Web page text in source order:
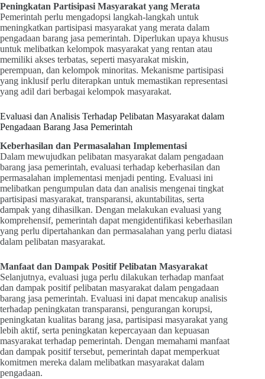
Peningkatan Partisipasi Masyarakat yang Merata
Pemerintah perlu mengadopsi langkah-langkah untuk
meningkatkan partisipasi masyarakat yang merata dalam
pengadaan barang jasa pemerintah. Diperlukan upaya khusus
untuk melibatkan kelompok masyarakat yang rentan atau
memiliki akses terbatas, seperti masyarakat miskin,
perempuan, dan kelompok minoritas. Mekanisme partisipasi
yang inklusif perlu diterapkan untuk memastikan representasi
yang adil dari berbagai kelompok masyarakat.
Evaluasi dan Analisis Terhadap Pelibatan Masyarakat dalam
Pengadaan Barang Jasa Pemerintah
Keberhasilan dan Permasalahan Implementasi
Dalam mewujudkan pelibatan masyarakat dalam pengadaan
barang jasa pemerintah, evaluasi terhadap keberhasilan dan
permasalahan implementasi menjadi penting. Evaluasi ini
melibatkan pengumpulan data dan analisis mengenai tingkat
partisipasi masyarakat, transparansi, akuntabilitas, serta
dampak yang dihasilkan. Dengan melakukan evaluasi yang
komprehensif, pemerintah dapat mengidentifikasi keberhasilan
yang perlu dipertahankan dan permasalahan yang perlu diatasi
dalam pelibatan masyarakat.
Manfaat dan Dampak Positif Pelibatan Masyarakat
Selanjutnya, evaluasi juga perlu dilakukan terhadap manfaat
dan dampak positif pelibatan masyarakat dalam pengadaan
barang jasa pemerintah. Evaluasi ini dapat mencakup analisis
terhadap peningkatan transparansi, pengurangan korupsi,
peningkatan kualitas barang jasa, partisipasi masyarakat yang
lebih aktif, serta peningkatan kepercayaan dan kepuasan
masyarakat terhadap pemerintah. Dengan memahami manfaat
dan dampak positif tersebut, pemerintah dapat memperkuat
komitmen mereka dalam melibatkan masyarakat dalam
pengadaan.